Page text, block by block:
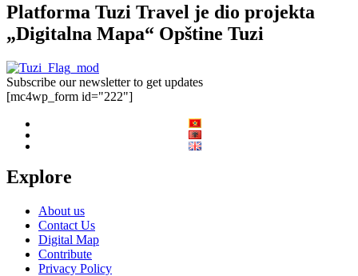
Platforma Tuzi Travel je dio projekta
„Digitalna Mapa“ Opštine Tuzi
Subscribe our newsletter to get updates
[mc4wp_form id="222"]
Explore
About us
Contact Us
Digital Map
Contribute
Privacy Policy